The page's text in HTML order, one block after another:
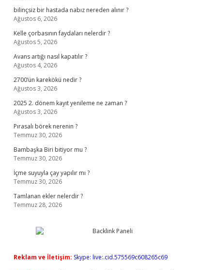
bilinçsiz bir hastada nabız nereden alınır ?
Ağustos 6, 2026
Kelle çorbasının faydaları nelerdir ?
Ağustos 5, 2026
Avans artığı nasıl kapatılır ?
Ağustos 4, 2026
2700’ün karekökü nedir ?
Ağustos 3, 2026
2025 2. dönem kayıt yenileme ne zaman ?
Ağustos 3, 2026
Pırasalı börek nerenin ?
Temmuz 30, 2026
Bambaşka Biri bitiyor mu ?
Temmuz 30, 2026
İçme suyuyla çay yapılır mı ?
Temmuz 30, 2026
Tamlanan ekler nelerdir ?
Temmuz 28, 2026
Reklam ve İletişim: Skype: live:.cid.575569c608265c69